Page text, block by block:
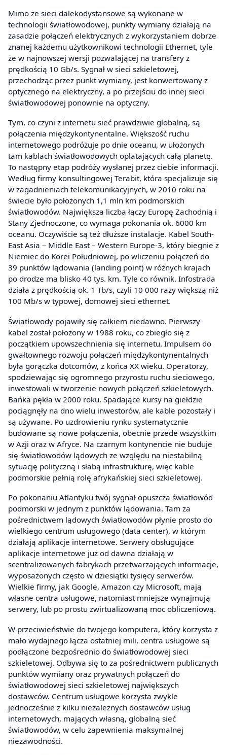
Mimo że sieci dalekodystansowe są wykonane w
technologii światłowodowej, punkty wymiany działają na
zasadzie połączeń elektrycznych z wykorzystaniem dobrze
znanej każdemu użytkownikowi technologii Ethernet, tyle
że w najnowszej wersji pozwalającej na transfery z
prędkością 10 Gb/s. Sygnał w sieci szkieletowej,
przechodząc przez punkt wymiany, jest konwertowany z
optycznego na elektryczny, a po przejściu do innej sieci
światłowodowej ponownie na optyczny.
Tym, co czyni z internetu sieć prawdziwie globalną, są
połączenia międzykontynentalne. Większość ruchu
internetowego podróżuje po dnie oceanu, w ułożonych
tam kablach światłowodowych oplatających całą planetę.
To następny etap podróży wysłanej przez ciebie informacji.
Według firmy konsultingowej Terabit, która specjalizuje się
w zagadnieniach telekomunikacyjnych, w 2010 roku na
świecie było położonych 1,1 mln km podmorskich
światłowodów. Największa liczba łączy Europę Zachodnią i
Stany Zjednoczone, co wymaga pokonania ok. 6000 km
oceanu. Oczywiście są też dłuższe instalacje. Kabel South-
East Asia – Middle East – Western Europe-3, który biegnie z
Niemiec do Korei Południowej, po wliczeniu połączeń do
39 punktów lądowania (landing point) w różnych krajach
po drodze ma blisko 40 tys. km. Tyle co równik. Infostrada
działa z prędkością ok. 1 Tb/s, czyli 10 000 razy większą niż
100 Mb/s w typowej, domowej sieci ethernet.
Światłowody pojawiły się całkiem niedawno. Pierwszy
kabel został położony w 1988 roku, co zbiegło się z
początkiem upowszechnienia się internetu. Impulsem do
gwałtownego rozwoju połączeń międzykontynentalnych
była gorączka dotcomów, z końca XX wieku. Operatorzy,
spodziewając się ogromnego przyrostu ruchu sieciowego,
inwestowali w tworzenie nowych połączeń szkieletowych.
Bańka pękła w 2000 roku. Spadające kursy na giełdzie
pociągnęły na dno wielu inwestorów, ale kable pozostały i
są używane. Po uzdrowieniu rynku systematycznie
budowane są nowe połączenia, obecnie przede wszystkim
w Azji oraz w Afryce. Na czarnym kontynencie nie buduje
się światłowodów lądowych ze względu na niestabilną
sytuację polityczną i słabą infrastrukturę, więc kable
podmorskie pełnią rolę afrykańskiej sieci szkieletowej.
Po pokonaniu Atlantyku twój sygnał opuszcza światłowód
podmorski w jednym z punktów lądowania. Tam za
pośrednictwem lądowych światłowodów płynie prosto do
wielkiego centrum usługowego (data center), w którym
działają aplikacje internetowe. Serwery obsługujące
aplikacje internetowe już od dawna działają w
scentralizowanych fabrykach przetwarzających informacje,
wyposażonych często w dziesiątki tysięcy serwerów.
Wielkie firmy, jak Google, Amazon czy Microsoft, mają
własne centra usługowe, natomiast mniejsze wynajmują
serwery, lub po prostu zwirtualizowaną moc obliczeniową.
W przeciwieństwie do twojego komputera, który korzysta z
mało wydajnego łącza ostatniej mili, centra usługowe są
podłączone bezpośrednio do światłowodowej sieci
szkieletowej. Odbywa się to za pośrednictwem publicznych
punktów wymiany oraz prywatnych połączeń do
światłowodowej sieci szkieletowej największych
dostawców. Centrum usługowe korzysta zwykle
jednocześnie z kilku niezależnych dostawców usług
internetowych, mających własną, globalną sieć
światłowodów, w celu zapewnienia maksymalnej
niezawodności.